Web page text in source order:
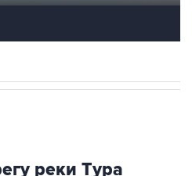
реки Тура